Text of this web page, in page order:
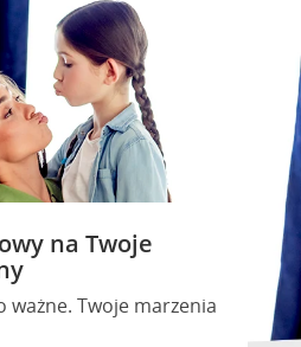
na Twoje
ważne. Twoje marzenia